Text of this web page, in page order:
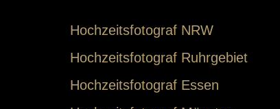
Hochzeitsfotograf NRW
Hochzeitsfotograf Ruhrgebiet
Hochzeitsfotograf Essen